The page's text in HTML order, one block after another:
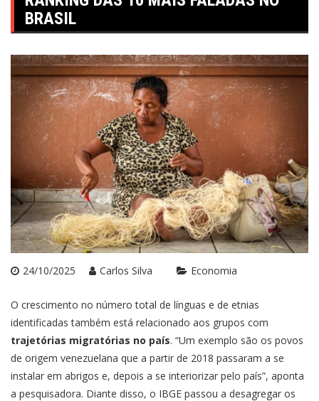
BRASIL
24/10/2025 Carlos Silva Economia
O crescimento no número total de línguas e de etnias
identificadas também está relacionado aos grupos com
trajetórias migratórias no país. “Um exemplo são os povos
de origem venezuelana que a partir de 2018 passaram a se
instalar em abrigos e, depois a se interiorizar pelo país”, aponta
a pesquisadora. Diante disso, o IBGE passou a desagregar os